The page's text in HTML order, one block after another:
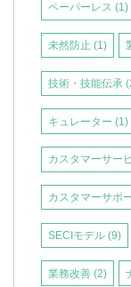
ペーパーレス(1)
未然防止(1)
技術・技能伝承
キュレーター(1)
カスタマーサー
カスタマーサポ
SECIモデル(9)
業務改善(2)